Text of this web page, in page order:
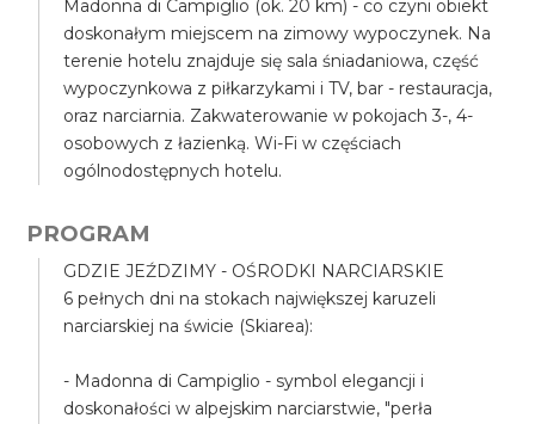
Madonna di Campiglio (ok. 20 km) - co czyni obiekt
doskonałym miejscem na zimowy wypoczynek. Na
terenie hotelu znajduje się sala śniadaniowa, część
wypoczynkowa z piłkarzykami i TV, bar - restauracja,
oraz narciarnia. Zakwaterowanie w pokojach 3-, 4-
osobowych z łazienką. Wi-Fi w częściach
ogólnodostępnych hotelu.
PROGRAM
GDZIE JEŹDZIMY - OŚRODKI NARCIARSKIE
6 pełnych dni na stokach największej karuzeli
narciarskiej na świcie (Skiarea):
- Madonna di Campiglio - symbol elegancji i
doskonałości w alpejskim narciarstwie, "perła